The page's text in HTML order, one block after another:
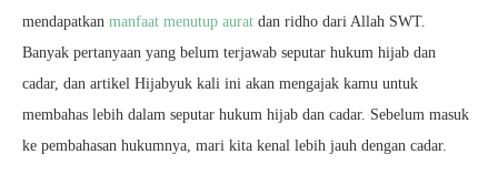
mendapatkan manfaat menutup aurat dan ridho dari Allah SWT.
Banyak pertanyaan yang belum terjawab seputar hukum hijab dan
cadar, dan artikel Hijabyuk kali ini akan mengajak kamu untuk
membahas lebih dalam seputar hukum hijab dan cadar. Sebelum masuk
ke pembahasan hukumnya, mari kita kenal lebih jauh dengan cadar.